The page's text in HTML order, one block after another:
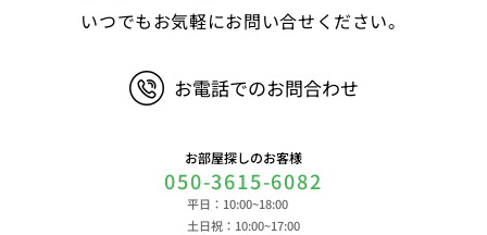
子、広告識別子、IPアドレス、クッキーデータおよ
閲覧時刻、リファラー情報ならびにクッキーIDや広
対するお問い合わせ・ご連絡等に関する情報等 ま
た、お客様の個人情報は、弊社のデータベースシス
テムに登録されます。登録されるお客様の個人情報
いつでもお気軽にお問い合せください。
お電話でのお問合わせ
お部屋探しのお客様
050-3615-6082
平日：10:00~18:00
土日祝：10:00~17:00